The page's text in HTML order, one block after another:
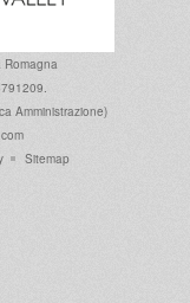
Romagna
Amministrazione)
Sitemap